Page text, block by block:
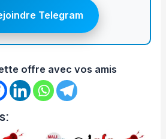
Telegram
offre avec vos amis